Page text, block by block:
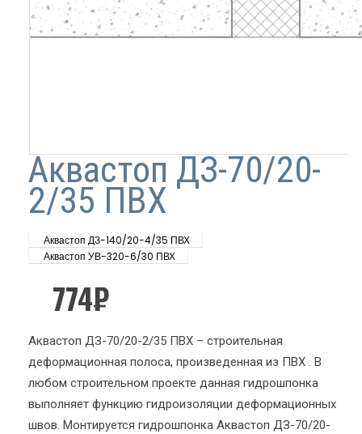
Аквастоп ДЗ-70/20-
2/35 ПВХ
Аквастоп ДЗ-140/20-4/35 ПВХ
Аквастоп УВ-320-6/30 ПВХ
774₽
Аквастоп ДЗ-70/20-2/35 ПВХ – строительная
деформационная полоса, произведенная из ПВХ . В
любом строительном проекте данная гидрошпонка
выполняет функцию гидроизоляции деформационных
швов. Монтируется гидрошпонка Аквастоп ДЗ-70/20-